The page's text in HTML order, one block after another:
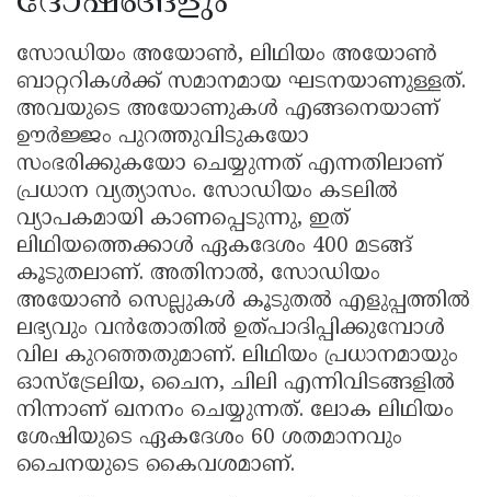
സോഡിയം അയോൺ, ലിഥിയം അയോൺ
ബാറ്ററികൾക്ക് സമാനമായ ഘടനയാണുള്ളത്.
അവയുടെ അയോണുകൾ എങ്ങനെയാണ്
ഊർജ്ജം പുറത്തുവിടുകയോ
സംഭരിക്കുകയോ ചെയ്യുന്നത് എന്നതിലാണ്
പ്രധാന വ്യത്യാസം. സോഡിയം കടലിൽ
വ്യാപകമായി കാണപ്പെടുന്നു, ഇത്
ലിഥിയത്തെക്കാൾ ഏകദേശം 400 മടങ്ങ്
കൂടുതലാണ്. അതിനാൽ, സോഡിയം
അയോൺ സെല്ലുകൾ കൂടുതൽ എളുപ്പത്തിൽ
ലഭ്യവും വൻതോതിൽ ഉത്പാദിപ്പിക്കുമ്പോൾ
വില കുറഞ്ഞതുമാണ്. ലിഥിയം പ്രധാനമായും
ഓസ്ട്രേലിയ, ചൈന, ചിലി എന്നിവിടങ്ങളിൽ
നിന്നാണ് ഖനനം ചെയ്യുന്നത്. ലോക ലിഥിയം
ശേഷിയുടെ ഏകദേശം 60 ശതമാനവും
ചൈനയുടെ കൈവശമാണ്.